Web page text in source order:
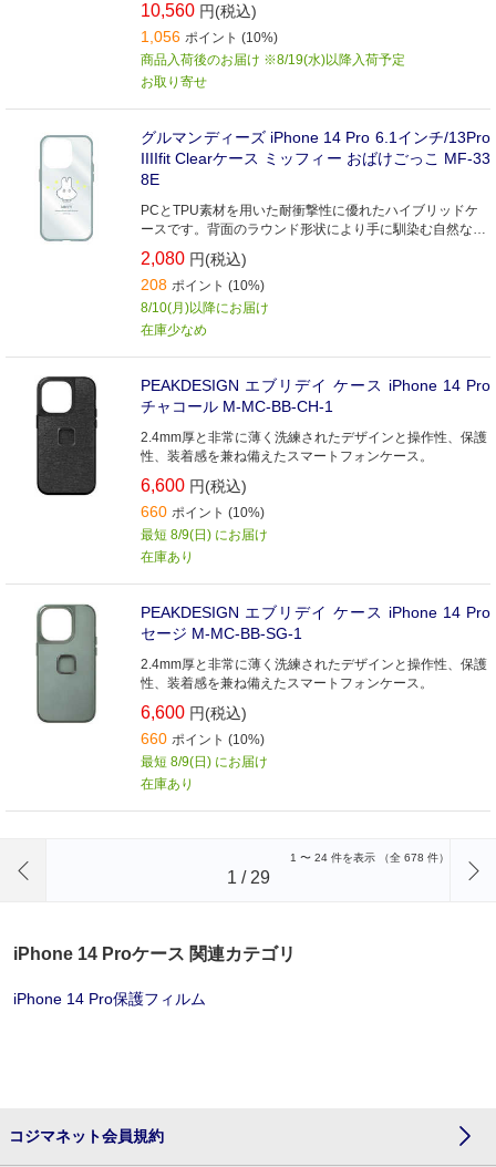
10,560 円(税込)
1,056 ポイント (10%)
商品入荷後のお届け ※8/19(水)以降入荷予定
お取り寄せ
グルマンディーズ iPhone 14 Pro 6.1インチ/13Pro
IIIIfit Clearケース ミッフィー おばけごっこ MF-33
8E
PCとTPU素材を用いた耐衝撃性に優れたハイブリッドケ
ースです。背面のラウンド形状により手に馴染む自然なフ
ィット感を実現。
2,080 円(税込)
208 ポイント (10%)
8/10(月)以降にお届け
在庫少なめ
PEAKDESIGN エブリデイ ケース iPhone 14 Pro
チャコール M-MC-BB-CH-1
2.4mm厚と非常に薄く洗練されたデザインと操作性、保護
性、装着感を兼ね備えたスマートフォンケース。
6,600 円(税込)
660 ポイント (10%)
最短 8/9(日) にお届け
在庫あり
PEAKDESIGN エブリデイ ケース iPhone 14 Pro
セージ M-MC-BB-SG-1
2.4mm厚と非常に薄く洗練されたデザインと操作性、保護
性、装着感を兼ね備えたスマートフォンケース。
6,600 円(税込)
660 ポイント (10%)
最短 8/9(日) にお届け
在庫あり
1 〜 24 件を表示 （全 678 件）
1 / 29
iPhone 14 Proケース 関連カテゴリ
iPhone 14 Pro保護フィルム
コジマネット会員規約